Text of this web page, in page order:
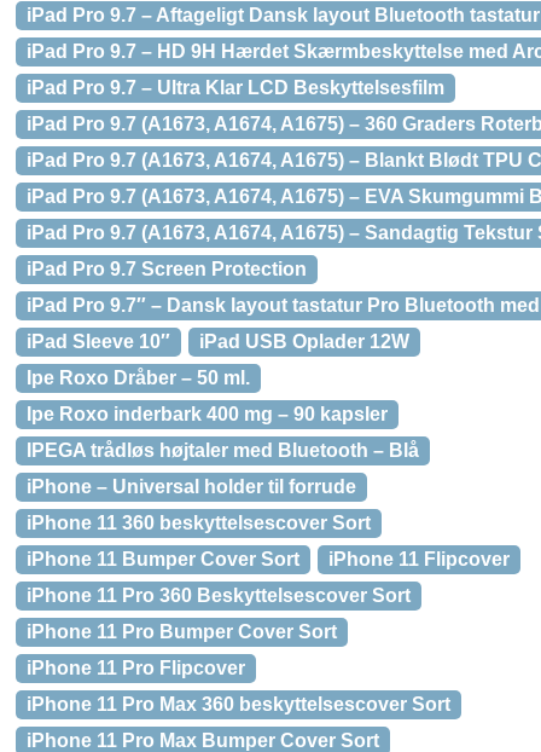
iPad Pro 9.7 – Aftageligt Dansk layout Bluetooth
iPad Pro 9.7 – HD 9H Hærdet Skærmbeskyttelse med
iPad Pro 9.7 – Ultra Klar LCD Beskyttelsesfilm
iPad Pro 9.7 (A1673, A1674, A1675) – 360 Graders
iPad Pro 9.7 (A1673, A1674, A1675) – Blankt Blødt TPU
iPad Pro 9.7 (A1673, A1674, A1675) – EVA Skumgummi
iPad Pro 9.7 (A1673, A1674, A1675) – Sandagtig
iPad Pro 9.7 Screen Protection
iPad Pro 9.7″ – Dansk layout tastatur Pro Bluetooth
iPad Sleeve 10″
iPad USB Oplader 12W
Ipe Roxo Dråber – 50 ml.
Ipe Roxo inderbark 400 mg – 90 kapsler
IPEGA trådløs højtaler med Bluetooth – Blå
iPhone – Universal holder til forrude
iPhone 11 360 beskyttelsescover Sort
iPhone 11 Bumper Cover Sort
iPhone 11 Flipcover
iPhone 11 Pro 360 Beskyttelsescover Sort
iPhone 11 Pro Bumper Cover Sort
iPhone 11 Pro Flipcover
iPhone 11 Pro Max 360 beskyttelsescover Sort
iPhone 11 Pro Max Bumper Cover Sort